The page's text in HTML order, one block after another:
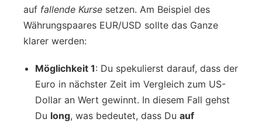
auf fallende Kurse setzen. Am Beispiel des
Währungspaares EUR/USD sollte das Ganze
klarer werden:
Möglichkeit 1: Du spekulierst darauf, dass der
Euro in nächster Zeit im Vergleich zum US-
Dollar an Wert gewinnt. In diesem Fall gehst
Du long, was bedeutet, dass Du auf